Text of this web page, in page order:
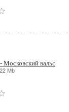
Московский вальс
Mb